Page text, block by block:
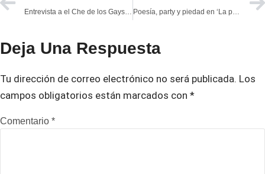
Poesía, party y piedad en ‘La performance de la sangre’
Deja Una Respuesta
Tu dirección de correo electrónico no será publicada. Los
campos obligatorios están marcados con *
Comentario *